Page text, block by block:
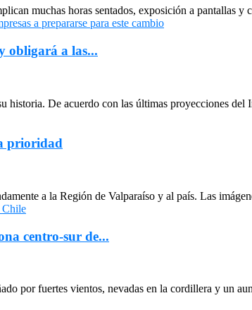
muchas horas sentados, exposición a pantallas y
obligará a las...
historia. De acuerdo con las últimas proyecciones del
prioridad
a la Región de Valparaíso y al país. Las
centro-sur de...
por fuertes vientos, nevadas en la cordillera y un